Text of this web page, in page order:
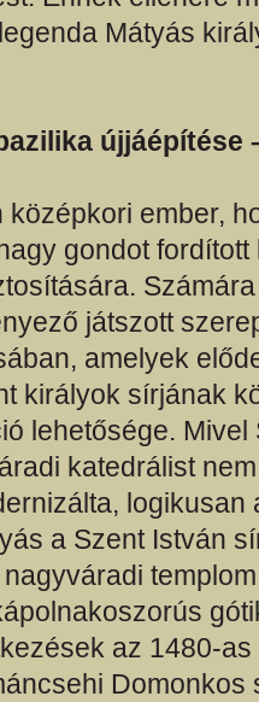
Mátyás
újjáépítése
középkori ember,
gondot fordított
játszott
amelyek
királyok sírjának
lehetősége. Mivel
katedrálist
logikusan
a Szent István
az 1480-
Domonkos